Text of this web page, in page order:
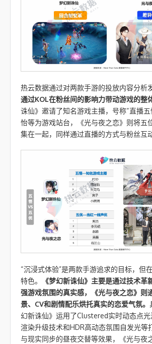
热云数据通过对两款手游的投放内容分析
通过KOL在粉丝间的影响力带动游戏的整
诛仙》邀请了知名游戏主播，号称“直播五
怡等为游戏站台，《光与夜之恋》则将五
集在一起，同样通过直播的方式与粉丝互动
“沉浸式体验”是两款手游追求的目标，但
特色。
《梦幻新诛仙》主要是通过技术革
强游戏氛围的真实感，《光与夜之恋》则
景、CV和剧情配乐烘托真实的恋爱气氛。
幻新诛仙》运用了Clustered实时动态点
渲染升级技术和HDR高动态氛围自发光等
与现实同步的昼夜交替等效果，《光与夜